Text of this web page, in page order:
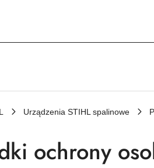
Urządzenia STIHL spalinowe
ochrony